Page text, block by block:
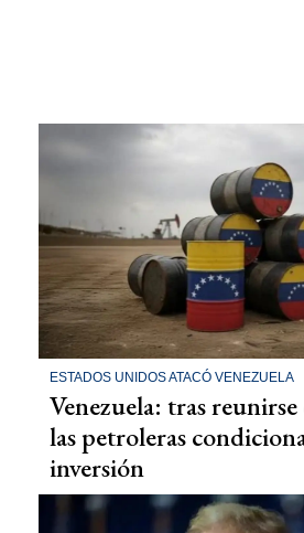
ESTADOS UNIDOS ATACÓ VENEZUELA
Venezuela: tras
las petroleras
inversión